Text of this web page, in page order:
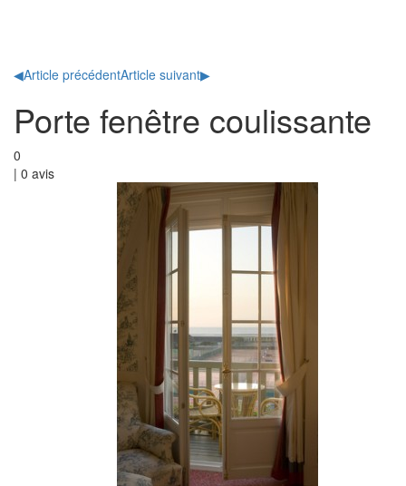
◀Article précédentArticle suivant▶
Porte fenêtre coulissante
0
| 0 avis